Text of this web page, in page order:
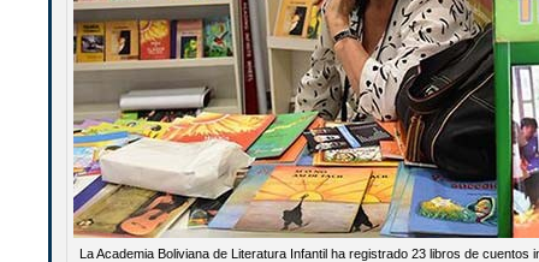
La Academia Boliviana de Literatura Infantil ha registrado 23 libros de cuentos